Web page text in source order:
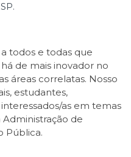
todos e todas que
de mais inovador no
áreas correlatas. Nosso
estudantes,
as em temas
de
Pública.